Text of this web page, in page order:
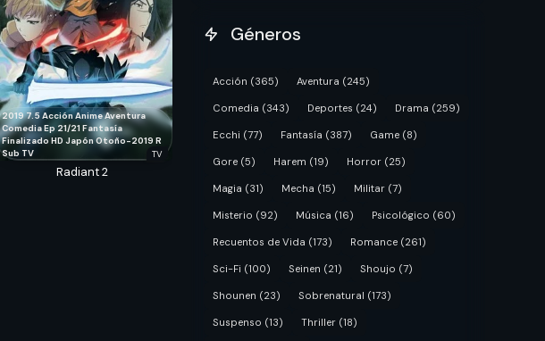
Géneros
Acción (365) Aventura (245)
Comedia (343) Deportes (24) Drama (259)
Ecchi (77) Fantasía (387) Game (8)
Gore (5) Harem (19) Horror (25)
Magia (31) Mecha (15) Militar (7)
Misterio (92) Música (16) Psicológico (60)
Recuentos de Vida (173) Romance (261)
Sci-Fi (100) Seinen (21) Shoujo (7)
Shounen (23) Sobrenatural (173)
Suspenso (13) Thriller (18)
20197.5AcciónAnimeAventura
ComediaEp 21/21 Fantasía
FinalizadoHD JapónOtoño-2019 R
Sub TV TV
Radiant 2